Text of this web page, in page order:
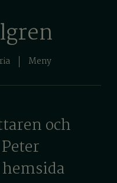
Meny
och